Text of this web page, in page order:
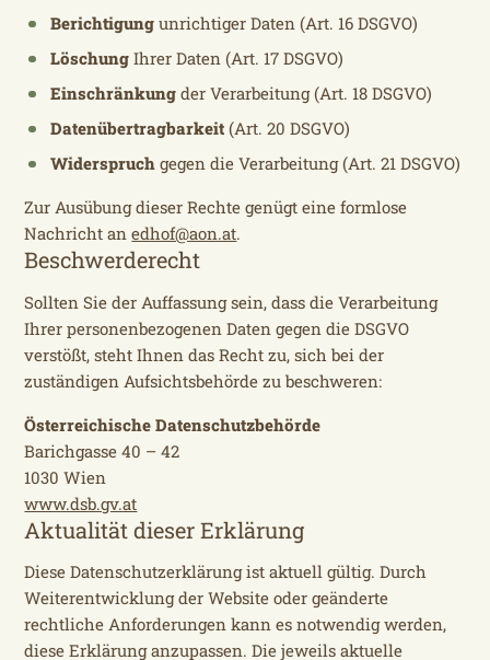
Berichtigung unrichtiger Daten (Art. 16 DSGVO)
Löschung Ihrer Daten (Art. 17 DSGVO)
Einschränkung der Verarbeitung (Art. 18 DSGVO)
Datenübertragbarkeit (Art. 20 DSGVO)
Widerspruch gegen die Verarbeitung (Art. 21 DSGVO)
Zur Ausübung dieser Rechte genügt eine formlose
Nachricht anedhof@aon.at.
Beschwerderecht
Sollten Sie der Auffassung sein, dass die Verarbeitung
Ihrer personenbezogenen Daten gegen die DSGVO
verstößt, steht Ihnen das Recht zu, sich bei der
zuständigen Aufsichtsbehörde zu beschweren:
Österreichische Datenschutzbehörde
Barichgasse 40 – 42
1030 Wien
www.dsb.gv.at
Aktualität dieser Erklärung
Diese Datenschutzerklärung ist aktuell gültig. Durch
Weiterentwicklung der Website oder geänderte
rechtliche Anforderungen kann es notwendig werden,
diese Erklärung anzupassen. Die jeweils aktuelle